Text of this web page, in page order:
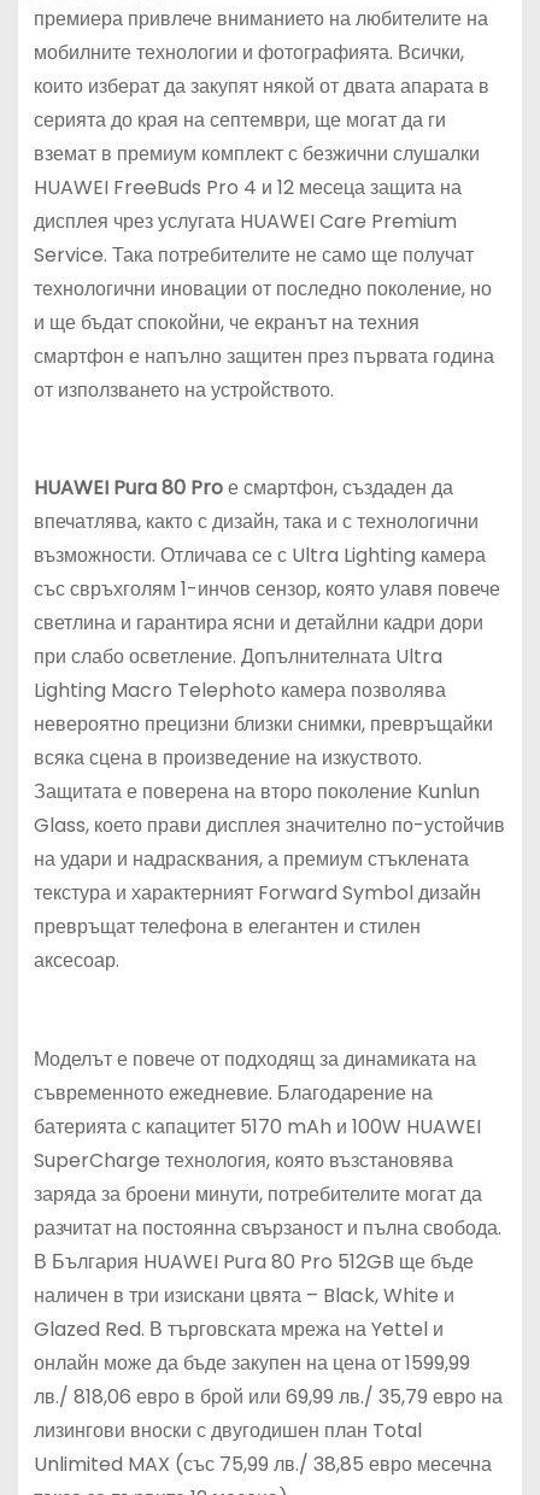
премиера привлече вниманието на любителите на
мобилните технологии и фотографията. Всички,
които изберат да закупят някой от двата апарата в
серията до края на септември, ще могат да ги
вземат в премиум комплект с безжични слушалки
HUAWEI FreeBuds Pro 4 и 12 месеца защита на
дисплея чрез услугата HUAWEI Care Premium
Service. Така потребителите не само ще получат
технологични иновации от последно поколение, но
и ще бъдат спокойни, че екранът на техния
смартфон е напълно защитен през първата година
от използването на устройството.
HUAWEI Pura 80 Proе смартфон, създаден да
впечатлява, както с дизайн, така и с технологични
възможности. Отличава се с Ultra Lighting камера
със свръхголям 1-инчов сензор, която улавя повече
светлина и гарантира ясни и детайлни кадри дори
при слабо осветление. Допълнителната Ultra
Lighting Macro Telephoto камера позволява
невероятно прецизни близки снимки, превръщайки
всяка сцена в произведение на изкуството.
Защитата е поверена на второ поколение Kunlun
Glass, което прави дисплея значително по-устойчив
на удари и надрасквания, а премиум стъклената
текстура и характерният Forward Symbol дизайн
превръщат телефона в елегантен и стилен
аксесоар.
Моделът е повече от подходящ за динамиката на
съвременното ежедневие. Благодарение на
батерията с капацитет 5170 mAh и 100W HUAWEI
SuperCharge технология, която възстановява
заряда за броени минути, потребителите могат да
разчитат на постоянна свързаност и пълна свобода.
В България HUAWEI Pura 80 Pro 512GB ще бъде
наличен в три изискани цвята – Black, White и
Glazed Red. В търговската мрежа на Yettel и
онлайн може да бъде закупен на цена от 1599,99
лв./ 818,06 евро в брой или 69,99 лв./ 35,79 евро на
лизингови вноски с двугодишен план Total
Unlimited MAX (със 75,99 лв./ 38,85 евро месечна